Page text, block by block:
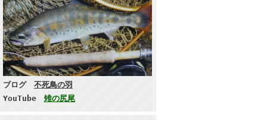
ブログ
不死鳥の羽
YouTube 雉の尻尾